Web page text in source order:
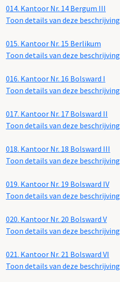
014. Kantoor Nr. 14 Bergum III
Toon details van deze beschrijving
015. Kantoor Nr. 15 Berlikum
Toon details van deze beschrijving
016. Kantoor Nr. 16 Bolsward I
Toon details van deze beschrijving
017. Kantoor Nr. 17 Bolsward II
Toon details van deze beschrijving
018. Kantoor Nr. 18 Bolsward III
Toon details van deze beschrijving
019. Kantoor Nr. 19 Bolsward IV
Toon details van deze beschrijving
020. Kantoor Nr. 20 Bolsward V
Toon details van deze beschrijving
021. Kantoor Nr. 21 Bolsward VI
Toon details van deze beschrijving